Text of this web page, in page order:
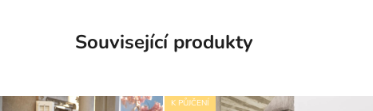
Související produkty
K PŮJČENÍ